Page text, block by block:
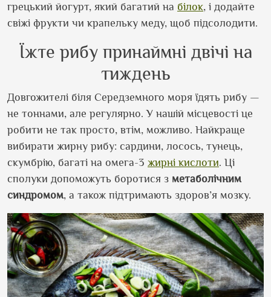
грецький йогурт, який багатий на білок, і додайте
свіжі фрукти чи крапельку меду, щоб підсолодити.
Їжте рибу принаймні двічі на
тиждень
Довгожителі біля Середземного моря їдять рибу —
не тоннами, але регулярно. У нашій місцевості це
робити не так просто, втім, можливо. Найкраще
вибирати жирну рибу: сардини, лосось, тунець,
скумбрію, багаті на омега-3 жирні кислоти. Ці
сполуки допоможуть боротися з метаболічним
синдромом, а також підтримають здоров’я мозку.